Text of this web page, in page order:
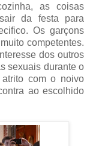
as coisas
da festa para
Os garçons
competentes.
dos outros
sexuais durante o
com o noivo
ao escolhido